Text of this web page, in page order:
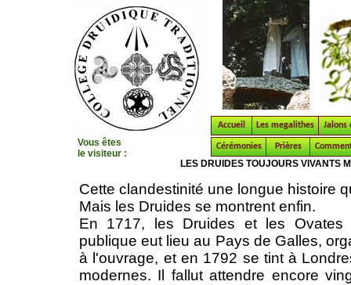
LES DRUIDES TOUJOURS VIVANTS
Cette clandestinité une longue histoire
Mais les Druides se montrent enfin.
En 1717, les Druides et les Ovates
publique eut lieu au Pays de Galles,
à l'ouvrage, et en 1792 se tint à
modernes. Il fallut attendre encore
Vous êtes
le visiteur :
Cérémonies Prières
Accueil Les megalithes Jalons